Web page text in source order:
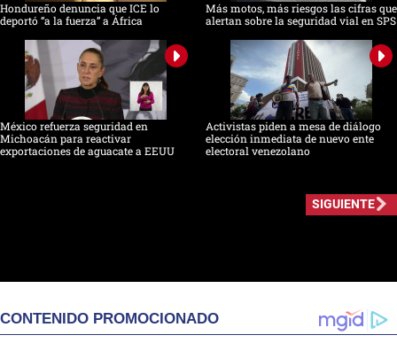
Hondureño denuncia que ICE lo
deportó “a la fuerza” a África
Más motos, más riesgos las cifras que
alertan sobre la seguridad vial en SPS
México refuerza seguridad en
Michoacán para reactivar
exportaciones de aguacate a EEUU
Activistas piden a mesa de diálogo
elección inmediata de nuevo ente
electoral venezolano
SIGUIENTE
CONTENIDO PROMOCIONADO